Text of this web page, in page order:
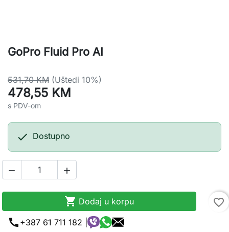
GoPro Fluid Pro AI
531,70 KM (Uštedi 10%)
478,55 KM
s PDV-om
 Dostupno
 
 Dodaj u korpu
favorite_border
call +387 61 711 182 |